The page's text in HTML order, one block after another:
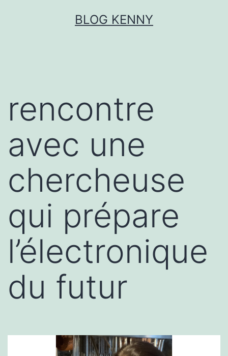
BLOG KENNY
rencontre
avec une
chercheuse
qui prépare
l’électronique
du futur